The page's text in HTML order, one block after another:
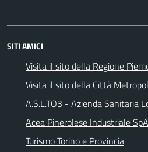
SITI AMICI
Visita il sito della Regione
Visita il sito della Città
A.S.L.TO3 - Azienda Sanitaria
Acea Pinerolese Industriale SpA
Turismo Torino e Provincia